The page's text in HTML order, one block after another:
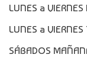
LUNES a
LUNES a
SÁBADOS